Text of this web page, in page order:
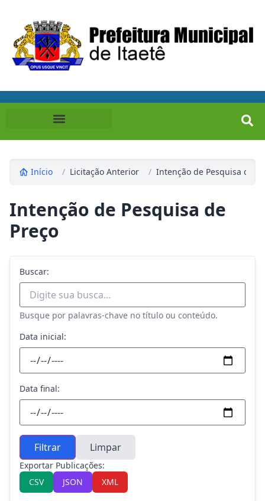
Início / Licitação Anterior / Intenção de Pesquisa de
Intenção de Pesquisa de
Preço
Buscar:
Busque por palavras-chave no título ou conteúdo.
Data inicial:
Data final:
Filtrar Limpar
Exportar Publicações:
CSV
JSON XML